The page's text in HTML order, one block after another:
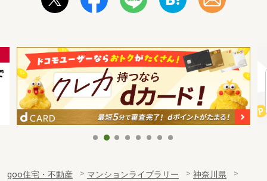
goo住宅・不動産 マンションライブラリー
神奈川県